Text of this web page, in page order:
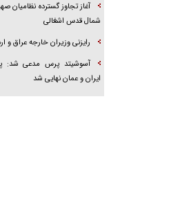
آغاز تجاوز گسترده نظامیان
شمال قدس اشغالی
رایزنی وزیران خارجه عراق و
آسوشیتد پرس مدعی شد:
ایران و عمان نهایی شد